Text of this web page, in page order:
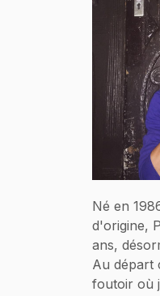
Né en
d'origine,
ans,
Au départ
foutoir où